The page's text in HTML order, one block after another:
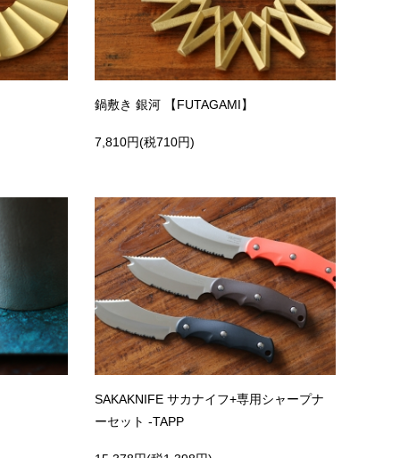
鍋敷き 銀河 【FUTAGAMI】
7,810円(税710円)
SAKAKNIFE サカナイフ+専用シャープナ
ーセット -TAPP